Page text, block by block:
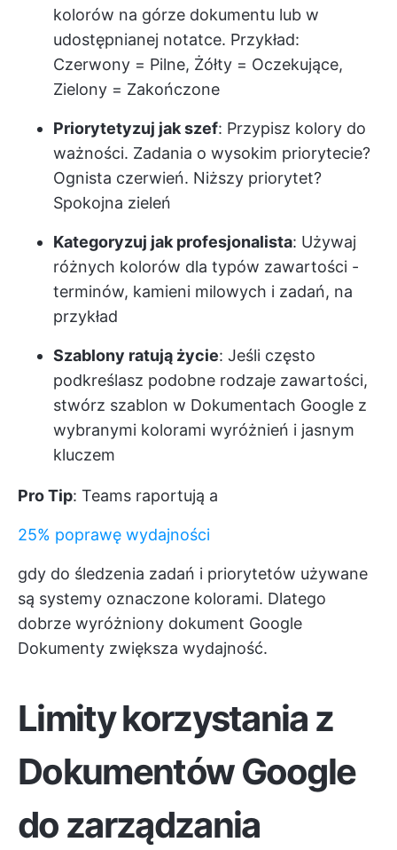
kolorów na górze dokumentu lub w
udostępnianej notatce. Przykład:
Czerwony = Pilne, Żółty = Oczekujące,
Zielony = Zakończone
Priorytetyzuj jak szef: Przypisz kolory do
ważności. Zadania o wysokim priorytecie?
Ognista czerwień. Niższy priorytet?
Spokojna zieleń
Kategoryzuj jak profesjonalista: Używaj
różnych kolorów dla typów zawartości -
terminów, kamieni milowych i zadań, na
przykład
Szablony ratują życie: Jeśli często
podkreślasz podobne rodzaje zawartości,
stwórz szablon w Dokumentach Google z
wybranymi kolorami wyróżnień i jasnym
kluczem
Pro Tip: Teams raportują a
25% poprawę wydajności
gdy do śledzenia zadań i priorytetów używane
są systemy oznaczone kolorami. Dlatego
dobrze wyróżniony dokument Google
Dokumenty zwiększa wydajność.
Limity korzystania z
Dokumentów Google
do zarządzania